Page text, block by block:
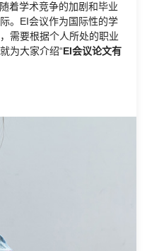
着学术竞争的加剧和毕业
。EI会议作为国际性的学
需要根据个人所处的职业
为大家介绍“EI会议论文有